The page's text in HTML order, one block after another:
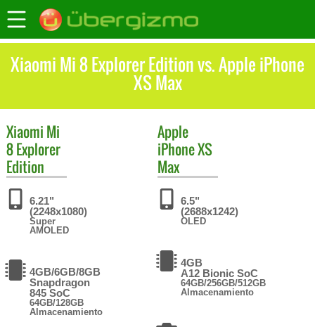
Xiaomi Mi 8 Explorer Edition vs. Apple iPhone
XS Max
Xiaomi Mi
8 Explorer
Edition
6.21"
(2248x1080)
Super
AMOLED
4GB/6GB/8GB
Snapdragon
845 SoC
64GB/128GB
Almacenamiento
Apple
iPhone XS
Max
6.5"
(2688x1242)
OLED
4GB
A12 Bionic SoC
64GB/256GB/512GB
Almacenamiento